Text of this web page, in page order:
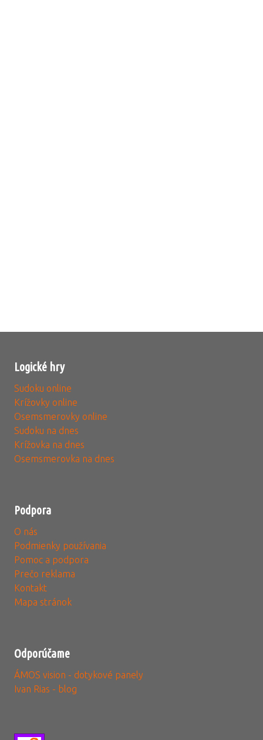
Logické hry
Sudoku online
Krížovky online
Osemsmerovky online
Sudoku na dnes
Krížovka na dnes
Osemsmerovka na dnes
Podpora
O nás
Podmienky používania
Pomoc a podpora
Prečo reklama
Kontakt
Mapa stránok
Odporúčame
ÁMOS vision - dotykové panely
Ivan Rias - blog